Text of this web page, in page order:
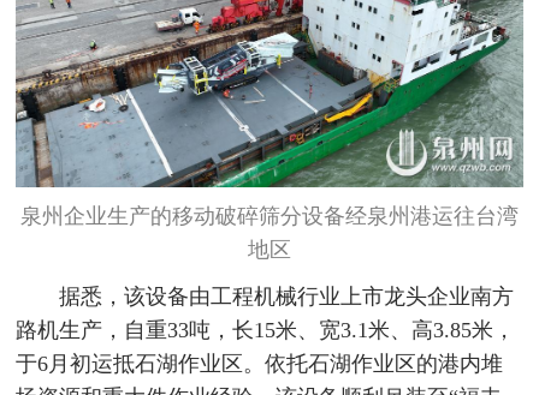
泉州企业生产的移动破碎筛分设备经泉州港运往台湾
地区
据悉，该设备由工程机械行业上市龙头企业南方
路机生产，自重33吨，长15米、宽3.1米、高3.85米，
于6月初运抵石湖作业区。依托石湖作业区的港内堆